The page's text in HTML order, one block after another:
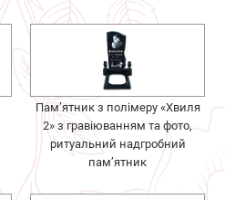
Пам’ятник з полімеру «Хвиля
2» з гравіюванням та фото,
ритуальний надгробний
пам’ятник